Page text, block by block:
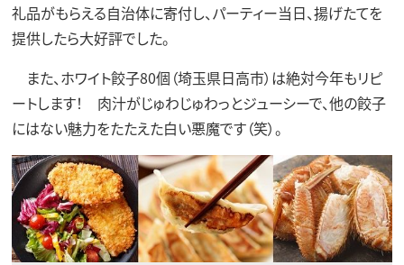
礼品がもらえる自治体に寄付し、パーティー当日、揚げたてを
提供したら大好評でした。
また、ホワイト餃子80個（埼玉県日高市）は絶対今年もリピ
ートします！ 肉汁がじゅわじゅわっとジューシーで、他の餃子
にはない魅力をたたえた白い悪魔です（笑）。